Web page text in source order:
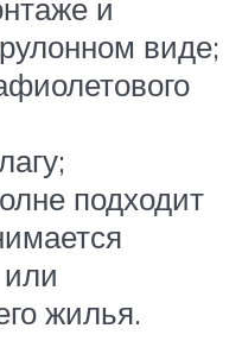
и
виде;
подходит
жилья.